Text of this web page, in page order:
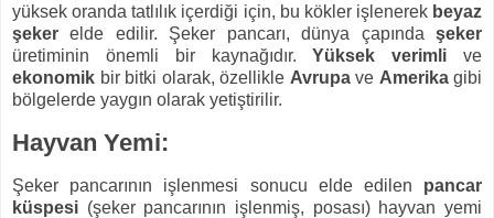
yüksek oranda tatlılık içerdiği için, bu kökler işlenerek beyaz
şeker elde edilir. Şeker pancarı, dünya çapında şeker
üretiminin önemli bir kaynağıdır.Yüksek verimli ve
ekonomik bir bitki olarak, özellikle Avrupave Amerikagibi
bölgelerde yaygın olarak yetiştirilir.
Hayvan Yemi:
Şeker pancarının işlenmesi sonucu elde edilen pancar
küspesi (şeker pancarının işlenmiş, posası) hayvan yemi